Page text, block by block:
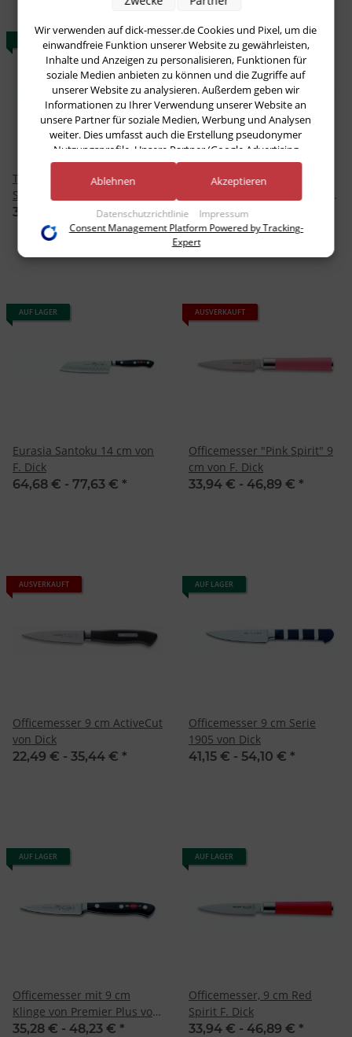
AUF LAGER
Tourniermesser, 7 cm Red
Spirit F. Dick
39,48 € -
52,43 €*
AUF LAGER
Tourniermesser mit 7 cm
Dick
33,23 € -46,18 €
AUF LAGER
Eurasia Santoku 14 cm von
F. Dick
64,68 € - 77,63 € *
AUSVERKAUFT
Officemesser "Pink Spirit" 9
cm von F. Dick
33,94 € - 46,89 € *
AUSVERKAUFT
Officemesser 9 cm ActiveCut
von Dick
22,49 € - 35,44 € *
AUF LAGER
Officemesser 9 cm Serie
1905 von Dick
41,15 € - 54,10 € *
AUF LAGER
Officemesser mit 9 cm
Klinge von Premier Plus von
Dick
35,28 € - 48,23 € *
AUF LAGER
Officemesser, 9 cm Red
Spirit F. Dick
33,94 € - 46,89 € *
Wir verwenden auf dick-messer.de Cookies und Pixel, um die
einwandfreie Funktion unserer Website zu gewährleisten,
Inhalte und Anzeigen zu personalisieren, Funktionen für
soziale Medien anbieten zu können und die Zugriffe auf
unserer Website zu analysieren. Außerdem geben wir
Informationen zu Ihrer Verwendung unserer Website an
unsere Partner für soziale Medien, Werbung und Analysen
weiter. Dies umfasst auch die Erstellung pseudonymer
Nutzungsprofile. Unsere Partner (Google Advertising
Products) führen diese Informationen möglicherweise mit
weiteren Daten zusammen, die Sie ihnen bereitgestellt haben
im Rahmen Ihrer Nutzung der Dienste gesammelt haben
(bspw. Nutzungsdaten anderer Geräte). Ihre Einwilligung zur
Nutzung von Cookies und Pixeln können Sie jederzeit
Zwecke der Datenverarbeitung durch unsere Partner:
Erstellung von Profilen für personalisierte Werbung
Verwendung von Profilen zur Auswahl personalisierter Werbung
von Daten aus verschiedenen Quellen
Verwendung reduzierter Daten zur Auswahl von Inhalten
Datenschutzrichtlinie Impressum
Ablehnen Akzeptieren
Consent Management Platform Powered by Tracking-
Expert